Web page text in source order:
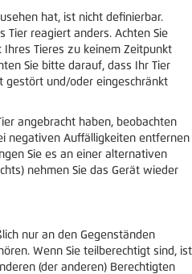
hat, ist nicht definierbar.
Tier reagiert anders. Achten Sie
Tieres zu keinem Zeitpunkt
Sie bitte darauf, dass Ihr Tier
gestört und/oder eingeschränkt
angebracht haben, beobachten
negativen Auffälligkeiten entfernen
Sie es an einer alternativen
nehmen Sie das Gerät wieder
nur an den Gegenständen
Wenn Sie teilberechtigt sind, ist
(der anderen) Berechtigten